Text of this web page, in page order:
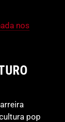
nos
pop